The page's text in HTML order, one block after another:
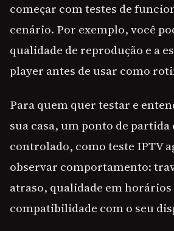
começar com testes de
cenário. Por exemplo, você
qualidade de reprodução e a
player antes de usar como
Para quem quer testar e
sua casa, um ponto de partida
controlado, como teste IPTV
observar comportamento:
atraso, qualidade em horários
compatibilidade com o seu